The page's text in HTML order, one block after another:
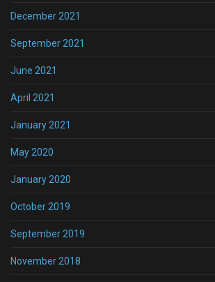
December 2021
September 2021
June 2021
April 2021
January 2021
May 2020
January 2020
October 2019
September 2019
November 2018